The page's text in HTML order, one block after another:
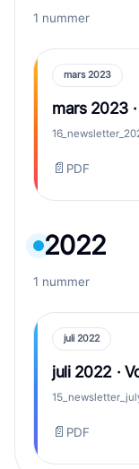
1 nummer
mars 2023
mars 2023
📄 PDF
2022
1 nummer
juli 2022
juli 2022 ·
📄 PDF